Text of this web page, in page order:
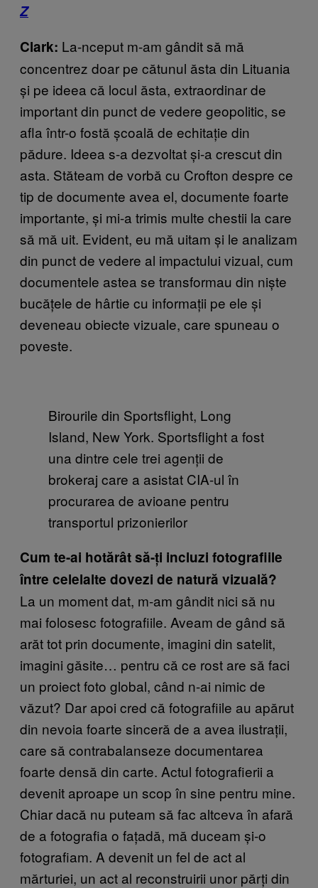
Z
Clark: La-nceput m-am gândit să mă
concentrez doar pe cătunul ăsta din Lituania
și pe ideea că locul ăsta, extraordinar de
important din punct de vedere geopolitic, se
afla într-o fostă școală de echitație din
pădure. Ideea s-a dezvoltat și-a crescut din
asta. Stăteam de vorbă cu Crofton despre ce
tip de documente avea el, documente foarte
importante, și mi-a trimis multe chestii la care
să mă uit. Evident, eu mă uitam și le analizam
din punct de vedere al impactului vizual, cum
documentele astea se transformau din niște
bucățele de hârtie cu informații pe ele și
deveneau obiecte vizuale, care spuneau o
poveste.
Birourile din Sportsflight, Long
Island, New York. Sportsflight a fost
una dintre cele trei agenții de
brokeraj care a asistat CIA-ul în
procurarea de avioane pentru
transportul prizonierilor
Cum te-ai hotărât să-ți incluzi fotografiile
între celelalte dovezi de natură vizuală?
La un moment dat, m-am gândit nici să nu
mai folosesc fotografiile. Aveam de gând să
arăt tot prin documente, imagini din satelit,
imagini găsite… pentru că ce rost are să faci
un proiect foto global, când n-ai nimic de
văzut? Dar apoi cred că fotografiile au apărut
din nevoia foarte sinceră de a avea ilustrații,
care să contrabalanseze documentarea
foarte densă din carte. Actul fotografierii a
devenit aproape un scop în sine pentru mine.
Chiar dacă nu puteam să fac altceva în afară
de a fotografia o fațadă, mă duceam și-o
fotografiam. A devenit un fel de act al
mărturiei, un act al reconstruirii unor părți din